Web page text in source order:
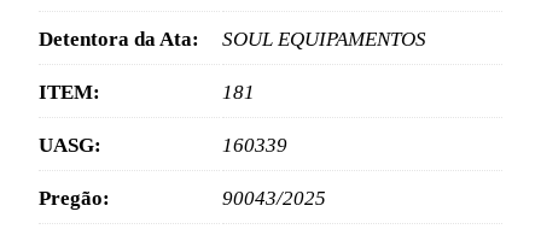
Detentora da Ata: SOUL EQUIPAMENTOS
ITEM: 181
UASG: 160339
Pregão: 90043/2025